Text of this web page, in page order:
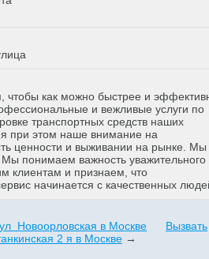
чтобы как можно быстрее и
и вежливые услуги по
транспортных средств наших
при этом наше внимание на
ценности и выживании на рынке. Мы
понимаем важность уважительного
клиентам и признаем, что
начинается с качественных
Новоорловская в Москве
Вызвать
2 я в Москве →